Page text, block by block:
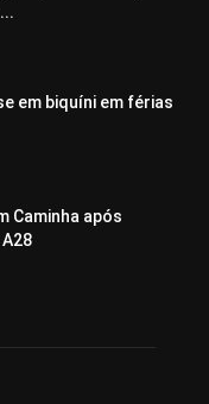
em biquíni em férias
Caminha após